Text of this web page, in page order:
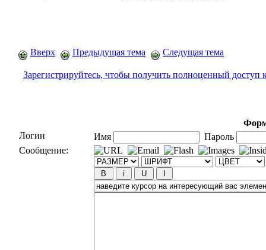
Вверх Предыдущая тема Следущая тема
Зарегистрируйтесь, чтобы получить полноценный доступ
Логин
Имя
Пароль
Сообщение: